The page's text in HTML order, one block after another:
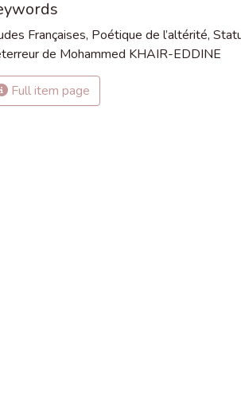
Françaises, Poétique de l’altérité,
de Mohammed KHAIR-EDDINE
Full item page